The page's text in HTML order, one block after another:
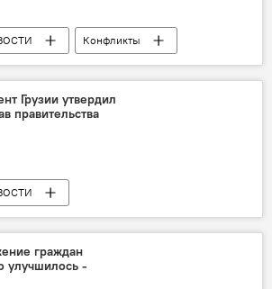
Конфликты
Грузии утвердил
правительства
граждан
улучшилось -